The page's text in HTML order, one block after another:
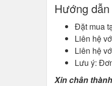
Hướng
Đặt mua
Liên hệ
Liên hệ
Lưu ý:
Xin chân